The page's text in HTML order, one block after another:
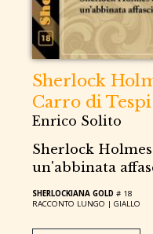
Sherlock
Carro di Tespi
Enrico Solito
Sherlock
un'abbinata
SHERLOCKIANA GOLD # 18
RACCONTO LUNGO |GIALLO